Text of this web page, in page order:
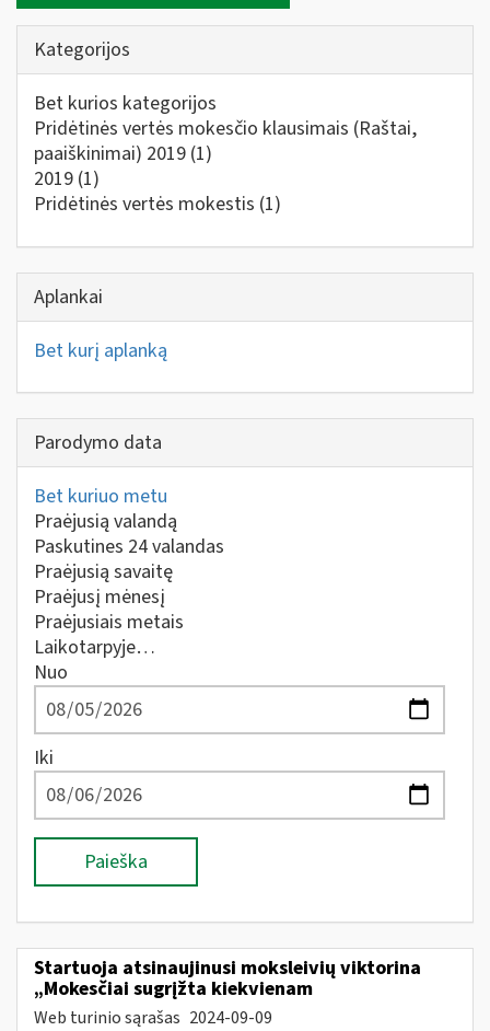
Kategorijos
Bet kurios kategorijos
Pridėtinės vertės mokesčio klausimais (Raštai,
paaiškinimai) 2019 (1)
2019 (1)
Pridėtinės vertės mokestis (1)
Aplankai
Bet kurį aplanką
Parodymo data
Bet kuriuo metu
Praėjusią valandą
Paskutines 24 valandas
Praėjusią savaitę
Praėjusį mėnesį
Praėjusiais metais
Laikotarpyje…
Nuo
Iki
Paieška
Startuoja atsinaujinusi moksleivių viktorina
„Mokesčiai sugrįžta kiekvienam
Web turinio sąrašas 2024-09-09